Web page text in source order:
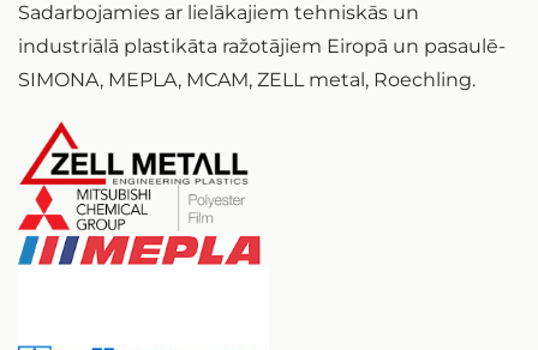
Sadarbojamies ar lielākajiem tehniskās un
industriālā plastikāta ražotājiem Eiropā un pasaulē-
SIMONA, MEPLA, MCAM, ZELL metal, Roechling.